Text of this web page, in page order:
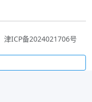
津ICP备2024021706号